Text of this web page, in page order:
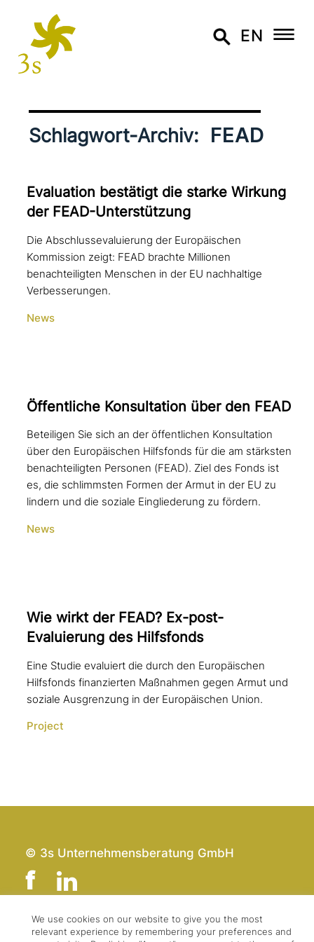
EN
Schlagwort-Archiv: FEAD
Evaluation bestätigt die starke Wirkung
der FEAD-Unterstützung
Die Abschlussevaluierung der Europäischen
Kommission zeigt: FEAD brachte Millionen
benachteiligten Menschen in der EU nachhaltige
Verbesserungen.
News
Öffentliche Konsultation über den FEAD
Beteiligen Sie sich an der öffentlichen Konsultation
über den Europäischen Hilfsfonds für die am stärksten
benachteiligten Personen (FEAD). Ziel des Fonds ist
es, die schlimmsten Formen der Armut in der EU zu
lindern und die soziale Eingliederung zu fördern.
News
Wie wirkt der FEAD? Ex-post-
Evaluierung des Hilfsfonds
Eine Studie evaluiert die durch den Europäischen
Hilfsfonds finanzierten Maßnahmen gegen Armut und
soziale Ausgrenzung in der Europäischen Union.
Project
© 3s Unternehmensberatung GmbH
Team Impressum
We use cookies on our website to give you the most
relevant experience by remembering your preferences and